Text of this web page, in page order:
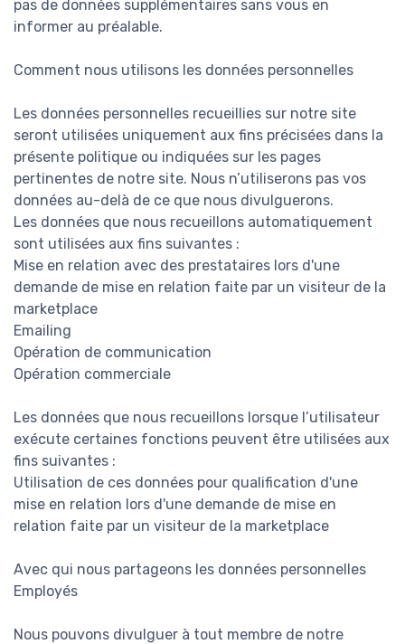
pas de données supplémentaires sans vous en
informer au préalable.
Comment nous utilisons les données personnelles
Les données personnelles recueillies sur notre site
seront utilisées uniquement aux fins précisées dans la
présente politique ou indiquées sur les pages
pertinentes de notre site. Nous n’utiliserons pas vos
données au-delà de ce que nous divulguerons.
Les données que nous recueillons automatiquement
sont utilisées aux fins suivantes :
Mise en relation avec des prestataires lors d'une
demande de mise en relation faite par un visiteur de la
marketplace
Emailing
Opération de communication
Opération commerciale
Les données que nous recueillons lorsque l’utilisateur
exécute certaines fonctions peuvent être utilisées aux
fins suivantes :
Utilisation de ces données pour qualification d'une
mise en relation lors d'une demande de mise en
relation faite par un visiteur de la marketplace
Avec qui nous partageons les données personnelles
Employés
Nous pouvons divulguer à tout membre de notre